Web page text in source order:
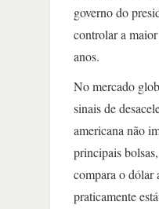
governo do
controlar a
anos.
No mercado
sinais de
americana não
principais
compara o dólar
praticamente